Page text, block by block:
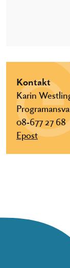
Kontakt
Karin
08-677 27 68
Epost